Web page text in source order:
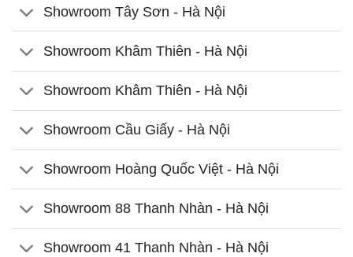
Showroom Tây Sơn - Hà Nội
Showroom Khâm Thiên - Hà Nội
Showroom Khâm Thiên - Hà Nội
Showroom Cầu Giấy - Hà Nội
Showroom Hoàng Quốc Việt - Hà Nội
Showroom 88 Thanh Nhàn - Hà Nội
Showroom 41 Thanh Nhàn - Hà Nội